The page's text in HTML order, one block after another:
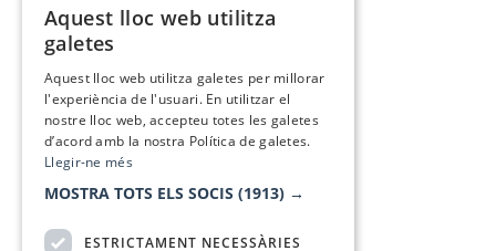
Aquest lloc web utilitza
galetes
Aquest lloc web utilitza galetes per millorar
l'experiència de l'usuari. En utilitzar el
nostre lloc web, accepteu totes les galetes
d’acord amb la nostra Política de galetes.
Llegir-ne més
MOSTRA TOTS ELS SOCIS (1913) →
ESTRICTAMENT NECESSÀRIES